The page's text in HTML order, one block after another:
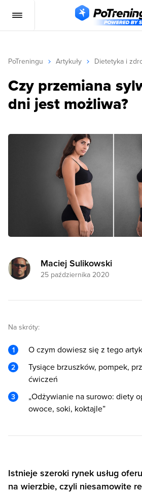
PoTreningu Artykuły Dietetyka i
Czy przemiana
dni jest możliwa?
Maciej Sulikowski
25 października 2020
Na skróty:
O czym dowiesz się z tego
Tysiące brzuszków, pompek,
ćwiczeń
„Odżywianie na surowo: diety
owoce, soki, koktajle”
Istnieje szeroki rynek usług
na wierzbie, czyli niesamowite